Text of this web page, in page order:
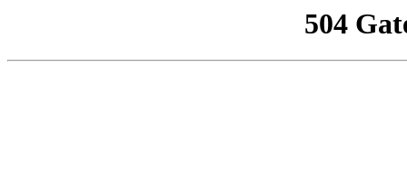
504